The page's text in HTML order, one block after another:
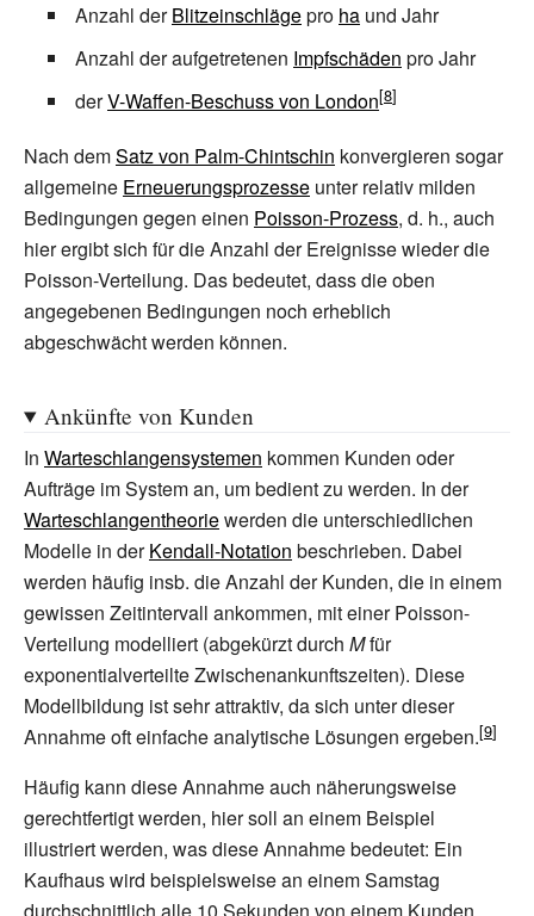
Anzahl derBlitzeinschlägepro ha und Jahr
Anzahl der aufgetretenen Impfschäden pro Jahr
derV-Waffen-Beschuss von London
Nach demSatz von Palm-Chintschin konvergieren sogar
allgemeine Erneuerungsprozesse unter relativ milden
Bedingungen gegen einen Poisson-Prozess, d. h., auch
hier ergibt sich für die Anzahl der Ereignisse wieder die
Poisson-Verteilung. Das bedeutet, dass die oben
angegebenen Bedingungen noch erheblich
abgeschwächt werden können.
Ankünfte von Kunden
In Warteschlangensystemen kommen Kunden oder
Aufträge im System an, um bedient zu werden. In der
Warteschlangentheoriewerden die unterschiedlichen
Modelle in derKendall-Notation beschrieben. Dabei
werden häufig insb. die Anzahl der Kunden, die in einem
gewissen Zeitintervall ankommen, mit einer Poisson-
Verteilung modelliert (abgekürzt durch Mfür
exponentialverteilte Zwischenankunftszeiten). Diese
Modellbildung ist sehr attraktiv, da sich unter dieser
Annahme oft einfache analytische Lösungen ergeben.
Häufig kann diese Annahme auch näherungsweise
gerechtfertigt werden, hier soll an einem Beispiel
illustriert werden, was diese Annahme bedeutet: Ein
Kaufhaus wird beispielsweise an einem Samstag